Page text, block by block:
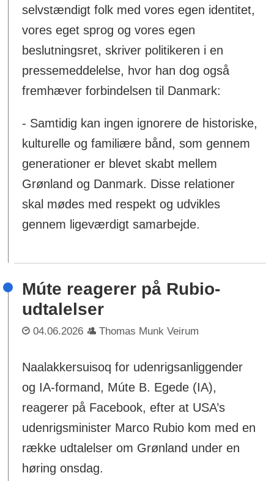
selvstændigt folk med vores egen identitet,
vores eget sprog og vores egen
beslutningsret, skriver politikeren i en
pressemeddelelse, hvor han dog også
fremhæver forbindelsen til Danmark:
- Samtidig kan ingen ignorere de historiske,
kulturelle og familiære bånd, som gennem
generationer er blevet skabt mellem
Grønland og Danmark. Disse relationer
skal mødes med respekt og udvikles
gennem ligeværdigt samarbejde.
Múte reagerer på Rubio-
udtalelser
04.06.2026 Thomas Munk Veirum
Naalakkersuisoq for udenrigsanliggender
og IA-formand, Múte B. Egede (IA),
reagerer på Facebook, efter at USA’s
udenrigsminister Marco Rubio kom med en
række udtalelser om Grønland under en
høring onsdag.